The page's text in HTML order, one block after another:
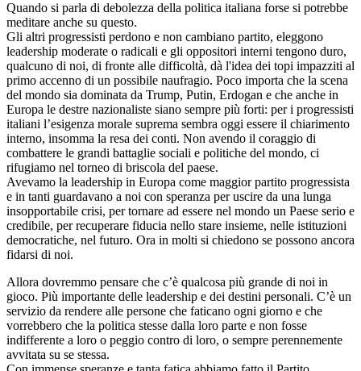
Quando si parla di debolezza della politica italiana forse si potrebbe
meditare anche su questo.
Gli altri progressisti perdono e non cambiano partito, eleggono
leadership moderate o radicali e gli oppositori interni tengono duro,
qualcuno di noi, di fronte alle difficoltà, dà l'idea dei topi impazziti al
primo accenno di un possibile naufragio. Poco importa che la scena
del mondo sia dominata da Trump, Putin, Erdogan e che anche in
Europa le destre nazionaliste siano sempre più forti: per i progressisti
italiani l’esigenza morale suprema sembra oggi essere il chiarimento
interno, insomma la resa dei conti. Non avendo il coraggio di
combattere le grandi battaglie sociali e politiche del mondo, ci
rifugiamo nel torneo di briscola del paese.
Avevamo la leadership in Europa come maggior partito progressista
e in tanti guardavano a noi con speranza per uscire da una lunga
insopportabile crisi, per tornare ad essere nel mondo un Paese serio e
credibile, per recuperare fiducia nello stare insieme, nelle istituzioni
democratiche, nel futuro. Ora in molti si chiedono se possono ancora
fidarsi di noi.
Allora dovremmo pensare che c’è qualcosa più grande di noi in
gioco. Più importante delle leadership e dei destini personali. C’è un
servizio da rendere alle persone che faticano ogni giorno e che
vorrebbero che la politica stesse dalla loro parte e non fosse
indifferente a loro o peggio contro di loro, o sempre perennemente
avvitata su se stessa.